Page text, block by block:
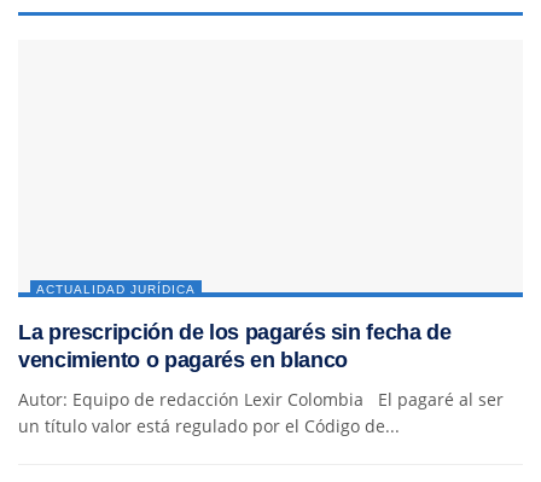
ACTUALIDAD JURÍDICA
La prescripción de los pagarés sin fecha de
vencimiento o pagarés en blanco
Autor: Equipo de redacción Lexir Colombia El pagaré al ser
un título valor está regulado por el Código de...